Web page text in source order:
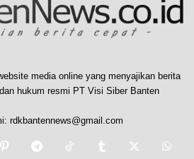
media online yang menyajikan berita
hukum resmi PT Visi Siber Banten
rdkbantennews@gmail.com